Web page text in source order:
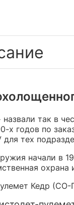
так в
х годов по
тех
начали в
Кедр